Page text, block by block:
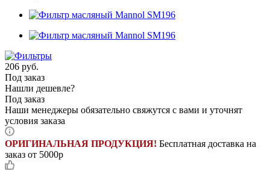
206 руб.
Под заказ
Нашли дешевле?
Под заказ
Наши менеджеры обязательно свяжутся с вами и уточнят
условия заказа
ОРИГИНАЛЬНАЯ ПРОДУКЦИЯ! Бесплатная доставка на
заказ от 5000р